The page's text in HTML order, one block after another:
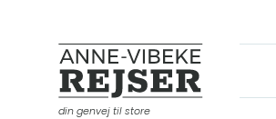
Anne-Vibeke Rejser
din genvej til store